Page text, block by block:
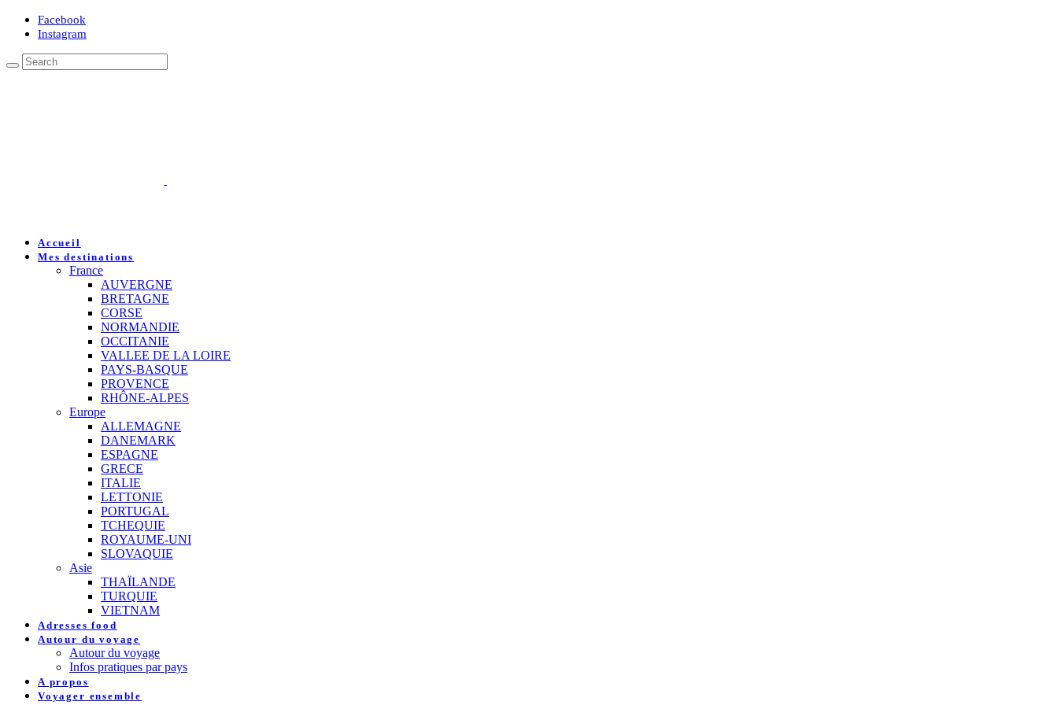
Facebook
Instagram
Accueil
Mes destinations
France
AUVERGNE
BRETAGNE
CORSE
NORMANDIE
OCCITANIE
VALLEE DE LA LOIRE
PAYS-BASQUE
PROVENCE
RHÔNE-ALPES
Europe
ALLEMAGNE
DANEMARK
ESPAGNE
GRECE
ITALIE
LETTONIE
PORTUGAL
TCHEQUIE
ROYAUME-UNI
SLOVAQUIE
Asie
THAÏLANDE
TURQUIE
VIETNAM
Adresses food
Autour du voyage
Autour du voyage
Infos pratiques par pays
A propos
Voyager ensemble